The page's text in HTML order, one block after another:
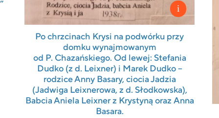
Po chrzcinach Krysi na podwórku przy
domku wynajmowanym
od P. Chazańskiego. Od lewej: Stefania
Dudko (z d. Leixner) i Marek Dudko –
rodzice Anny Basary, ciocia Jadzia
(Jadwiga Leixnerowa, z d. Słodkowska),
Babcia Aniela Leixner z Krystyną oraz Anna
Basara.